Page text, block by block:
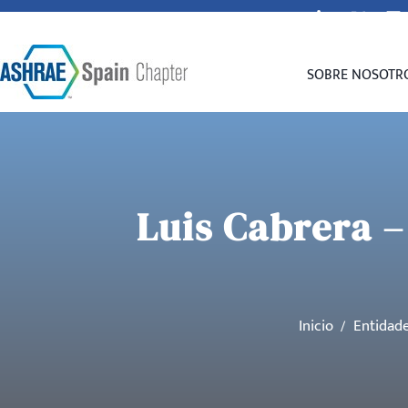
secretaria@spain-ashrae.org
SOBRE
Luis Cabrera
Inicio